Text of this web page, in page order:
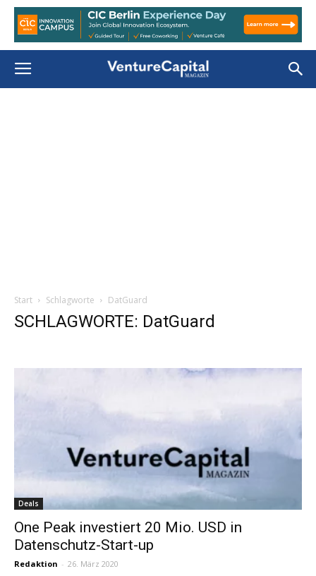
Start Schlagworte DatGuard
SCHLAGWORTE: DatGuard
Deals
One Peak investiert 20 Mio. USD in
Datenschutz-Start-up
Redaktion - 26. März 2020